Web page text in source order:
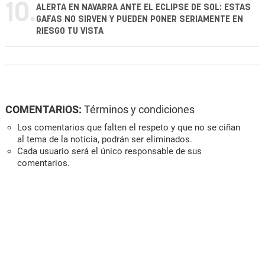
10.ALERTA EN NAVARRA ANTE EL ECLIPSE DE SOL: ESTAS
GAFAS NO SIRVEN Y PUEDEN PONER SERIAMENTE EN
RIESGO TU VISTA
COMENTARIOS: Términos y condiciones
Los comentarios que falten el respeto y que no se ciñan
al tema de la noticia, podrán ser eliminados.
Cada usuario será el único responsable de sus
comentarios.